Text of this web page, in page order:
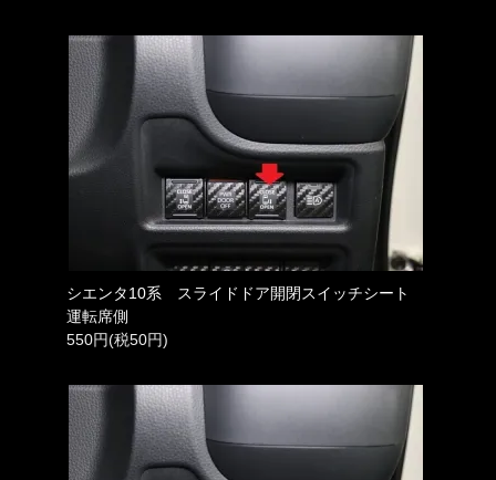
シエンタ10系 スライドドア開閉スイッチシート
運転席側
550円(税50円)